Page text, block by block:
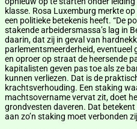
klasse. Rosa Luxemburg merkte
een politieke betekenis heeft. “De
stakende arbeidersmassa’s lag in
daarin, dat zij in geval van
parlementsmeerderheid,
en oproer op straat de heersende
kapitalisten geven pas toe als ze
kunnen verliezen. Dat is de
krachtsverhouding. Een staking
machtsovername vervat zit, doet
grondvesten daveren. Dat
aan zo’n staking moet verbonden